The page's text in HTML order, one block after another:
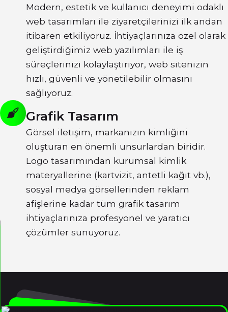
Modern, estetik ve kullanıcı deneyimi odaklı
web tasarımları ile ziyaretçilerinizi ilk andan
itibaren etkiliyoruz. İhtiyaçlarınıza özel olarak
geliştirdiğimiz web yazılımları ile iş
süreçlerinizi kolaylaştırıyor, web sitenizin
hızlı, güvenli ve yönetilebilir olmasını
sağlıyoruz.
Grafik Tasarım
Görsel iletişim, markanızın kimliğini
oluşturan en önemli unsurlardan biridir.
Logo tasarımından kurumsal kimlik
materyallerine (kartvizit, antetli kağıt vb.),
sosyal medya görsellerinden reklam
afişlerine kadar tüm grafik tasarım
ihtiyaçlarınıza profesyonel ve yaratıcı
çözümler sunuyoruz.